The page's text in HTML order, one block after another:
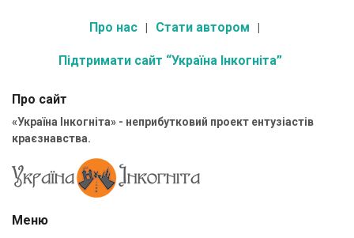
Про нас Стати автором
Підтримати сайт “Україна Інкогніта”
Про сайт
«Україна Інкогніта» - неприбутковий проект ентузіастів
краєзнавства.
Меню